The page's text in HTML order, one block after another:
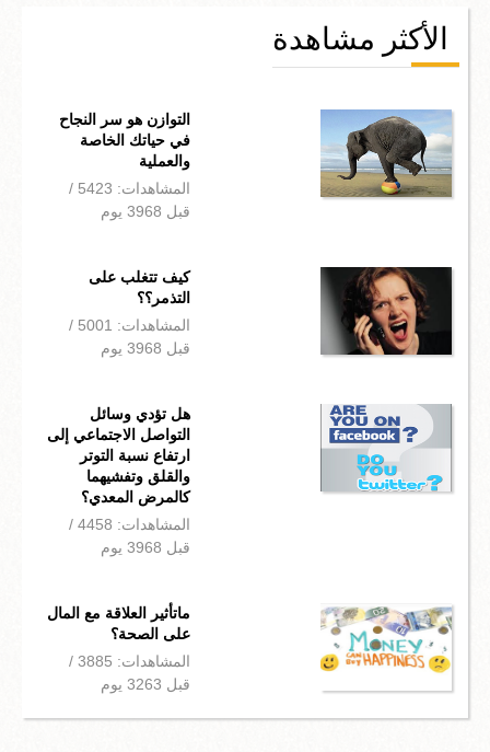
الأكثر مشاهدة
التوازن هو سر النجاح
في حياتك الخاصة
والعملية
المشاهدات: 5423 /
قبل 3968 يوم
كيف تتغلب على
التذمر؟؟
المشاهدات: 5001 /
قبل 3968 يوم
هل تؤدي وسائل
التواصل الاجتماعي إلى
ارتفاع نسبة التوتر
والقلق وتفشيهما
كالمرض المعدي؟
المشاهدات: 4458 /
قبل 3968 يوم
ماتأثير العلاقة مع المال
على الصحة؟
المشاهدات: 3885 /
قبل 3263 يوم